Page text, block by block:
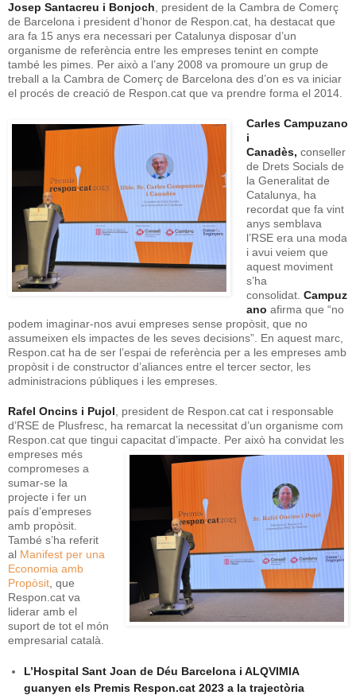
Josep Santacreu i Bonjoch , president de la Cambra de Comerç
de Barcelona i president d’honor de Respon.cat, ha destacat que
ara fa 15 anys era necessari per Catalunya disposar d’un
organisme de referència entre les empreses tenint en compte
també les pimes. Per això a l’any 2008 va promoure un grup de
treball a la Cambra de Comerç de Barcelona des d’on es va iniciar
el procés de creació de Respon.cat que va prendre forma el 2014.
Carles Campuzano
i
Canadès, conseller
de Drets Socials de
la Generalitat de
Catalunya, ha
recordat que fa vint
anys semblava
l’RSE era una moda
i avui veiem que
aquest moviment
s’ha
consolidat. Campuz
ano afirma que “no
podem imaginar-nos avui empreses sense propòsit, que no
assumeixen els impactes de les seves decisions”. En aquest marc,
Respon.cat ha de ser l’espai de referència per a les empreses amb
propòsit i de constructor d’aliances entre el tercer sector, les
administracions públiques i les empreses.
Rafel Oncins i Pujol , president de Respon.cat cat i responsable
d’RSE de Plusfresc, ha remarcat la necessitat d’un organisme com
Respon.cat que tingui capacitat d’impacte. Per això ha convidat les
empreses més
compromeses a
sumar-se la
projecte i fer un
país d’empreses
amb propòsit.
També s’ha referit
al Manifest per una
Economia amb
Propòsit , que
Respon.cat va
liderar amb el
suport de tot el món
empresarial català.
L’Hospital Sant Joan de Déu Barcelona i ALQVIMIA
guanyen els Premis Respon.cat 2023 a la trajectòria